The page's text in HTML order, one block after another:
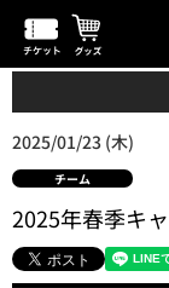
2025/01/23 (木)
チーム
2025年春季キ